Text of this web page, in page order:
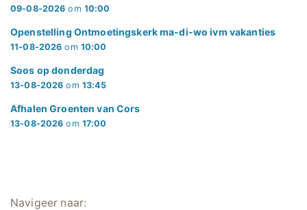
09-08-2026 om 10:00
Openstelling Ontmoetingskerk ma-di-wo ivm vakanties
11-08-2026 om 10:00
Soos op donderdag
13-08-2026 om 13:45
Afhalen Groenten van Cors
13-08-2026 om 17:00
Navigeer naar: